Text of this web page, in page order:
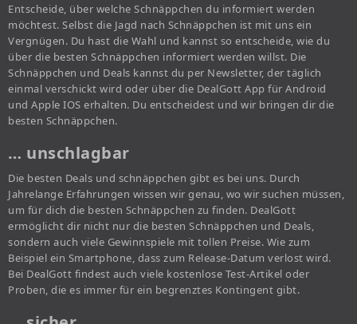
Entscheide, über welche Schnäppchen du informiert werden
möchtest. Selbst die Jagd nach Schnäppchen ist mit uns ein
Vergnügen. Du hast die Wahl und kannst so entscheide, wie du
über die besten Schnäppchen informiert werden willst. Die
Schnäppchen und Deals kannst du per Newsletter, der täglich
einmal verschickt wird oder über die DealGott App für Android
und Apple IOS erhalten. Du entscheidest und wir bringen dir die
besten Schnäppchen.
… unschlagbar
Die besten Deals und schnäppchen gibt es bei uns. Durch
Jahrelange Erfahrungen wissen wir genau, wo wir suchen müssen,
um für dich die besten Schnäppchen zu finden. DealGott
ermöglicht dir nicht nur die besten Schnäppchen und Deals,
sondern auch viele Gewinnspiele mit tollen Preise. Wie zum
Beispiel ein Smartphone, dass zum Release-Datum verlost wird.
Bei DealGott findest auch viele kostenlose Test-Artikel oder
Proben, die es immer für ein begrenztes Kontingent gibt.